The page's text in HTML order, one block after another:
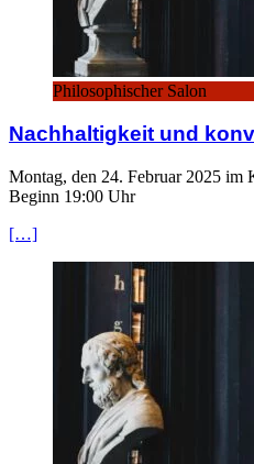
Philosophischer Salon
Nachhaltigkeit und
Montag, den 24. Februar 2025 im
Beginn 19:00 Uhr
[…]